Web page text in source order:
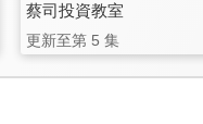
蔡司投資教室
更新至第 5 集